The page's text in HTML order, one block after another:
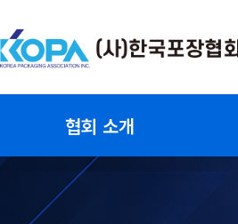
텐
츠
협회 소개